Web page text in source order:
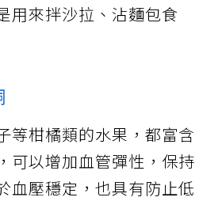
用來拌沙拉、沾麵包食
等柑橘類的水果，都富含
，可以增加血管彈性，保持
血壓穩定，也具有防止低